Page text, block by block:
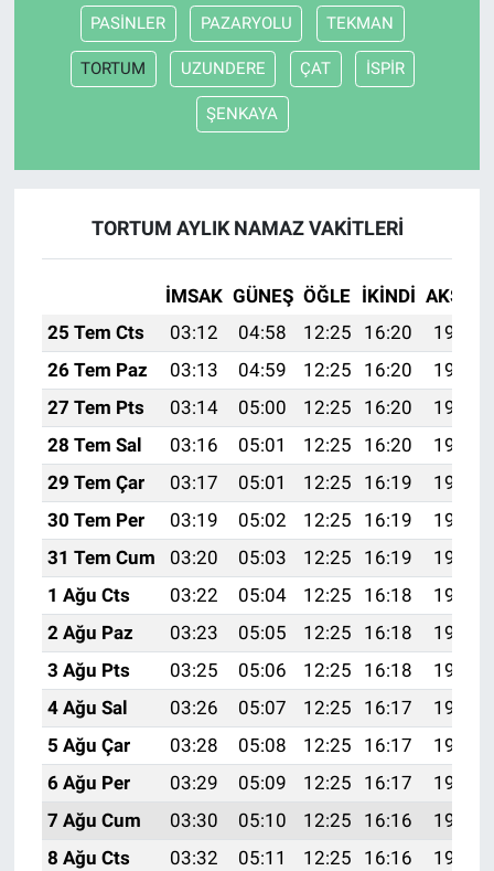
PASİNLER PAZARYOLU TEKMAN
TORTUM UZUNDERE ÇAT İSPİR
ŞENKAYA
TORTUM AYLIK NAMAZ VAKITLERI
İMSAK GÜNEŞ ÖĞLE İKINDI AKŞAM
25 Tem Cts
03:12 04:58 12:25 16:20
19:43
26 Tem Paz
03:13 04:59 12:25 16:20
19:42
27 Tem Pts
03:14 05:00 12:25 16:20
19:41
28 Tem Sal
03:16 05:01 12:25 16:20
19:40
29 Tem Çar
03:17 05:01 12:25 16:19
19:39
30 Tem Per
03:19 05:02 12:25 16:19
19:38
31 Tem Cum
03:20 05:03 12:25 16:19
19:37
1 Ağu Cts
03:22 05:04 12:25 16:18
19:36
2 Ağu Paz
03:23 05:05 12:25 16:18
19:35
3 Ağu Pts
03:25 05:06 12:25 16:18
19:34
4 Ağu Sal
03:26 05:07 12:25 16:17
19:33
5 Ağu Çar
03:28 05:08 12:25 16:17
19:32
6 Ağu Per
03:29 05:09 12:25 16:17
19:31
7 Ağu Cum
03:30 05:10 12:25 16:16
19:29
8 Ağu Cts
03:32 05:11 12:25 16:16
19:28
İletişim (Künye)